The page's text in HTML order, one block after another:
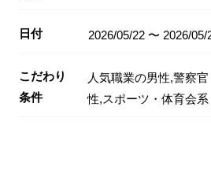
日付 2026/05/22 〜 2026/05/
こだわり
条件
人気職業の男性,警察
性,スポーツ・体育会系